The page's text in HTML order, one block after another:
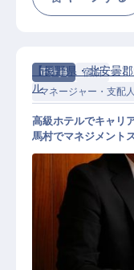
正社員
宿泊
マネージャー・支配
オペレーショ
【長野県・北安曇
ル
高級ホテルでキャリ
馬村でマネジメント